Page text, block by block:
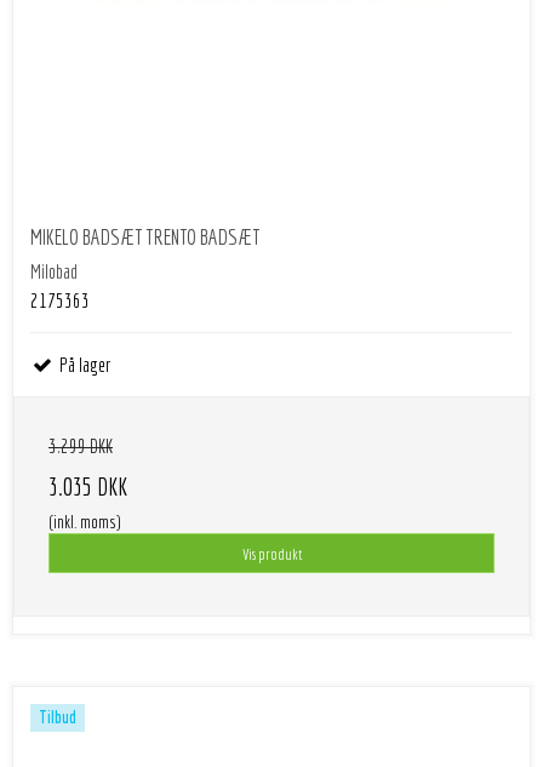
MIKELO BADSÆT TRENTO BADSÆT
Milobad
2175363
På lager
3.299 DKK
3.035 DKK
(inkl. moms)
Vis produkt
Tilbud